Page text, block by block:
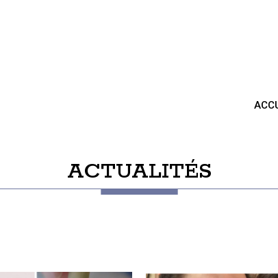
ACTUALITÉS